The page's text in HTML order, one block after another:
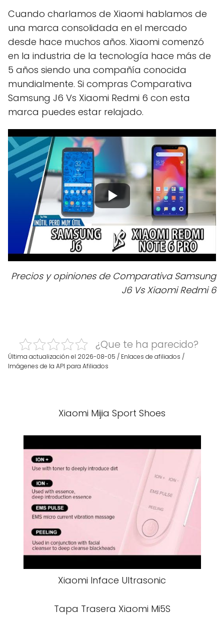
Cuando charlamos de Xiaomi hablamos de
una marca consolidada en el mercado
desde hace muchos años. Xiaomi comenzó
en la industria de la tecnología hace más de
5 años siendo una compañía conocida
mundialmente. Si compras Comparativa
Samsung J6 Vs Xiaomi Redmi 6 con esta
marca puedes estar relajado.
Precios y opiniones de Comparativa Samsung
J6 Vs Xiaomi Redmi 6
¿Que te ha parecido?
Última actualización el 2026-08-05 / Enlaces de afiliados /
Imágenes de la API para Afiliados
Xiaomi Mijia Sport Shoes
Xiaomi Inface Ultrasonic
Tapa Trasera Xiaomi Mi5S